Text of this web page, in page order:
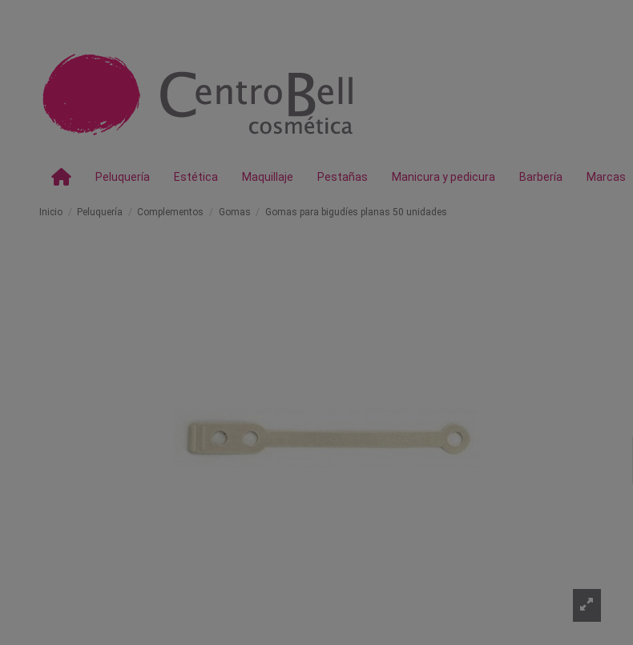
Peluquería Estética Maquillaje Pestañas Manicura y pedicura Barbería Marcas
Inicio Peluquería Complementos Gomas Gomas para bigudíes planas 50 unidades